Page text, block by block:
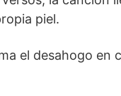
piel.
el desahogo en